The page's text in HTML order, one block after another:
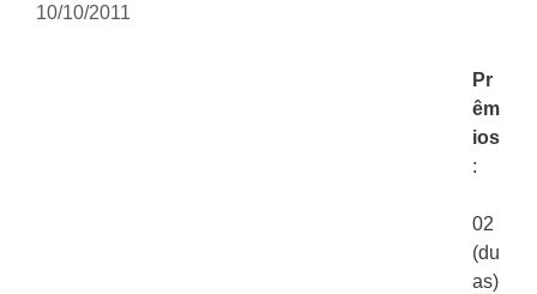
10/10/2011
Pr
êm
ios
:
02
(du
as)